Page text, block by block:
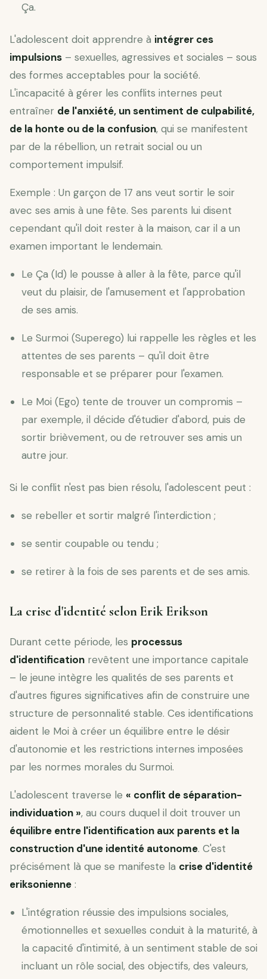
Ça.
L'adolescent doit apprendre à intégrer ces
impulsions – sexuelles, agressives et sociales – sous
des formes acceptables pour la société.
L'incapacité à gérer les conflits internes peut
entraîner de l'anxiété, un sentiment de culpabilité,
de la honte ou de la confusion, qui se manifestent
par de la rébellion, un retrait social ou un
comportement impulsif.
Exemple : Un garçon de 17 ans veut sortir le soir
avec ses amis à une fête. Ses parents lui disent
cependant qu'il doit rester à la maison, car il a un
examen important le lendemain.
Le Ça (Id) le pousse à aller à la fête, parce qu'il
veut du plaisir, de l'amusement et l'approbation
de ses amis.
Le Surmoi (Superego) lui rappelle les règles et les
attentes de ses parents – qu'il doit être
responsable et se préparer pour l'examen.
Le Moi (Ego) tente de trouver un compromis –
par exemple, il décide d'étudier d'abord, puis de
sortir brièvement, ou de retrouver ses amis un
autre jour.
Si le conflit n'est pas bien résolu, l'adolescent peut :
se rebeller et sortir malgré l'interdiction ;
se sentir coupable ou tendu ;
se retirer à la fois de ses parents et de ses amis.
La crise d'identité selon Erik Erikson
Durant cette période, les processus
d'identification revêtent une importance capitale
– le jeune intègre les qualités de ses parents et
d'autres figures significatives afin de construire une
structure de personnalité stable. Ces identifications
aident le Moi à créer un équilibre entre le désir
d'autonomie et les restrictions internes imposées
par les normes morales du Surmoi.
L'adolescent traverse le « conflit de séparation-
individuation », au cours duquel il doit trouver un
équilibre entre l'identification aux parents et la
construction d'une identité autonome. C'est
précisément là que se manifeste la crise d'identité
eriksonienne :
L'intégration réussie des impulsions sociales,
émotionnelles et sexuelles conduit à la maturité, à
la capacité d'intimité, à un sentiment stable de soi
incluant un rôle social, des objectifs, des valeurs,